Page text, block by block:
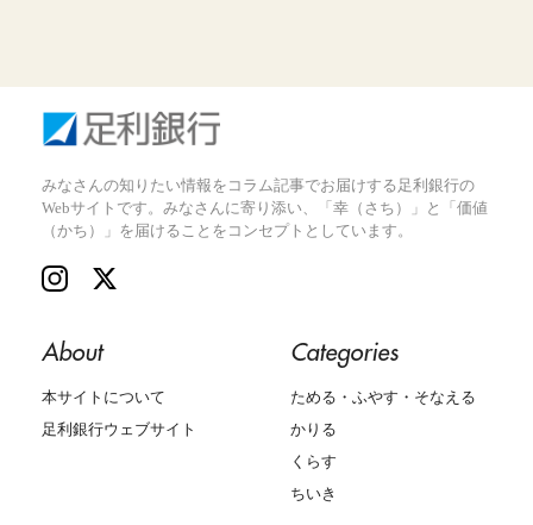
みなさんの知りたい情報をコラム記事でお届けする足利銀行の
Webサイトです。みなさんに寄り添い、「幸（さち）」と「価値
（かち）」を届けることをコンセプトとしています。
About
本サイトについて
足利銀行ウェブサイト
Categories
ためる・ふやす・そなえる
かりる
くらす
ちいき